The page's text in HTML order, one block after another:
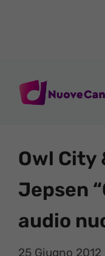
Owl City
Jepsen
audio
25 Giugno 2012